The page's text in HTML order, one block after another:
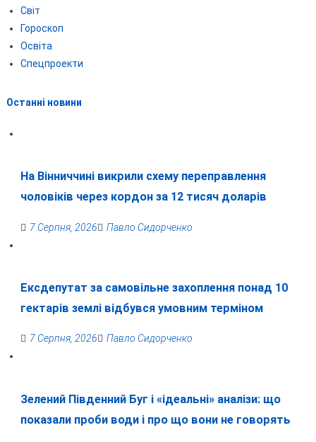
Світ
Гороскоп
Освіта
Спецпроекти
Останні новини
На Вінниччині викрили схему переправлення
чоловіків через кордон за 12 тисяч доларів
7 Серпня, 2026 Павло Сидорченко
Ексдепутат за самовільне захоплення понад 10
гектарів землі відбувся умовним терміном
7 Серпня, 2026 Павло Сидорченко
Зелений Південний Буг і «ідеальні» аналізи: що
показали проби води і про що вони не говорять